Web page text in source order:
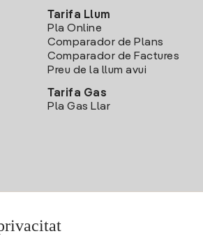
Tarifa Llum
Pla Online
Comparador de Plans
Comparador de Factures
Preu de la llum avui
Tarifa Gas
Pla Gas Llar